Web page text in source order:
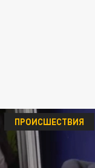
ПРОИСШЕСТВИЯ